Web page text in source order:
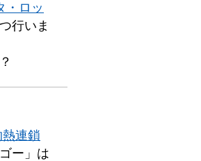
・ロッ
行いま
熱連鎖
ー」は